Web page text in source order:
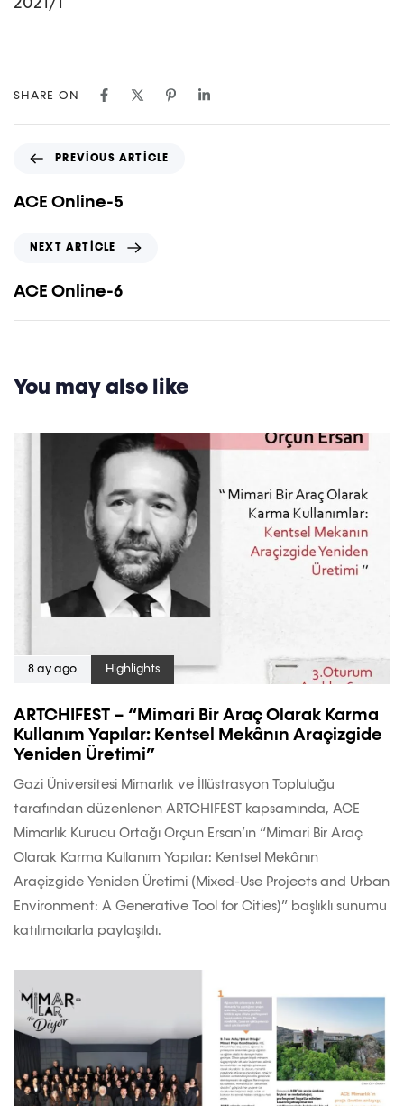
2021/1
SHARE ON
PREVIOUS ARTICLE
ACE Online-5
NEXT ARTICLE
ACE Online-6
You may also like
8 ay ago Highlights
ARTCHIFEST – “Mimari Bir Araç Olarak Karma
Kullanım Yapılar: Kentsel Mekânın Araçizgide
Yeniden Üretimi”
Gazi Üniversitesi Mimarlık ve İllüstrasyon Topluluğu
tarafından düzenlenen ARTCHIFEST kapsamında, ACE
Mimarlık Kurucu Ortağı Orçun Ersan’ın “Mimari Bir Araç
Olarak Karma Kullanım Yapılar: Kentsel Mekânın
Araçizgide Yeniden Üretimi (Mixed-Use Projects and Urban
Environment: A Generative Tool for Cities)” başlıklı sunumu
katılımcılarla paylaşıldı.